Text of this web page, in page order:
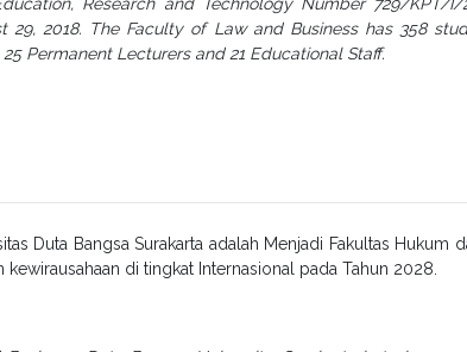
29, 2018. The Faculty of Law and Business has 358
Permanent Lecturers and 21 Educational Staff.
Duta Bangsa Surakarta adalah Menjadi Fakultas Hukum
di tingkat Internasional pada Tahun 2028.